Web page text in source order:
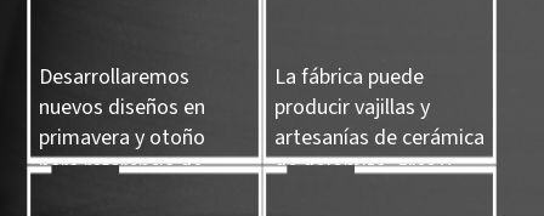
Desarrollaremos
nuevos diseños en
primavera y otoño
para referencia de
La fábrica puede
producir vajillas y
artesanías de cerámica
de dolomita, gres y